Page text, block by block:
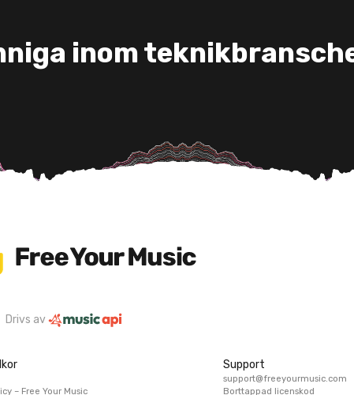
inom
Drivs av
– Free Your Music
Support
support@freeyourmusic.com
Borttappad licenskod